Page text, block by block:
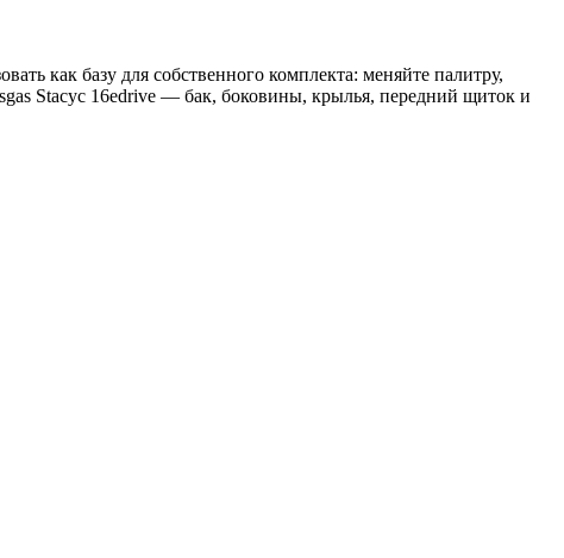
как базу для собственного комплекта: меняйте палитру,
Stacyc 16edrive — бак, боковины, крылья, передний щиток и